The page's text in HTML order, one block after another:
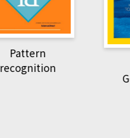
Pattern
recognition